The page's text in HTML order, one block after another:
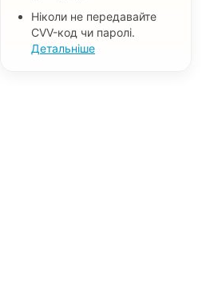
Ніколи не передавайте
CVV-код чи паролі.
Детальніше